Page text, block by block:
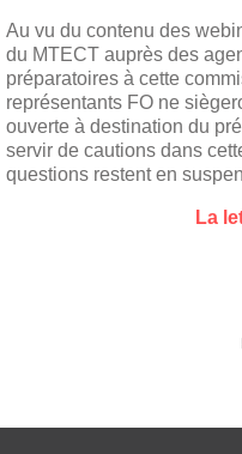
Au vu du contenu des
du MTECT auprès des
préparatoires à cette
représentants FO ne
ouverte à destination du
servir de cautions dans
questions restent en
La